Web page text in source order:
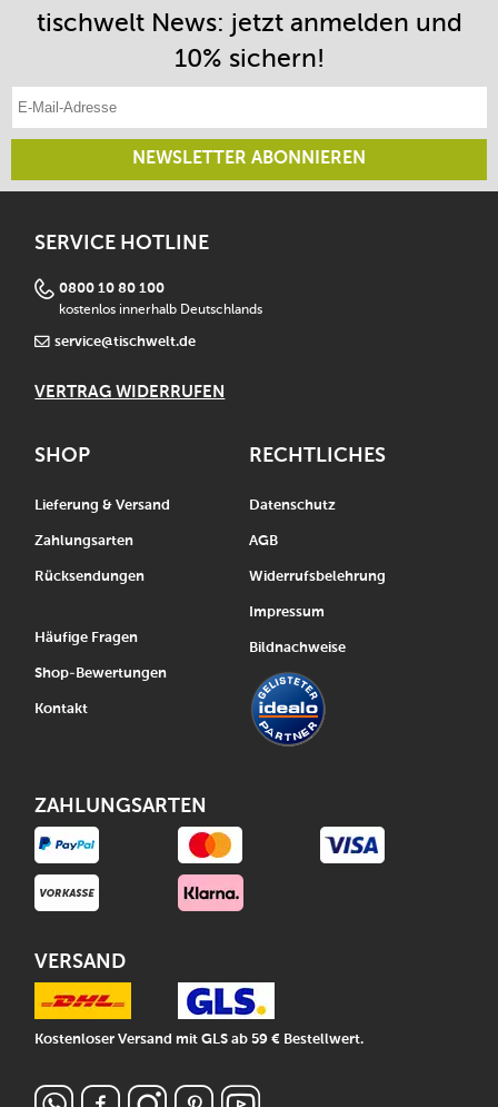
tischwelt News: jetzt anmelden und
10% sichern!
NEWSLETTER ABONNIEREN
SERVICE HOTLINE
0800 10 80 100
kostenlos innerhalb Deutschlands
service@tischwelt.de
VERTRAG WIDERRUFEN
SHOP
Lieferung & Versand
Zahlungsarten
Rücksendungen
Häufige Fragen
Shop-Bewertungen
Kontakt
RECHTLICHES
Datenschutz
AGB
Widerrufsbelehrung
Impressum
Bildnachweise
ZAHLUNGSARTEN
VERSAND
Kostenloser Versand mit GLS ab 59 € Bestellwert.